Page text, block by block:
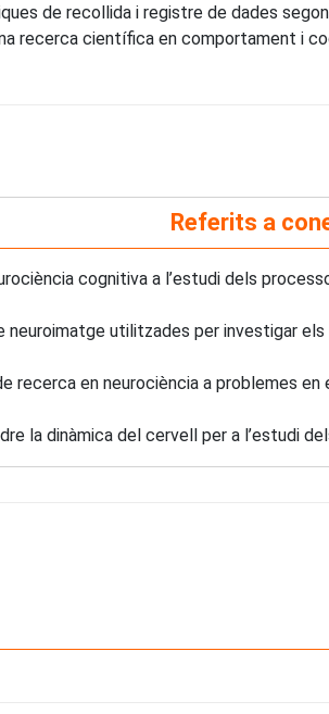
de recollida i registre de dades
recerca científica en comportament i
Referits a
cognitiva a l’estudi dels
neuroimatge utilitzades per investigar
recerca en neurociència a problemes
la dinàmica del cervell per a l’estudi